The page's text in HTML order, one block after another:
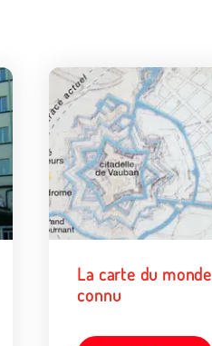
La carte du monde
connu